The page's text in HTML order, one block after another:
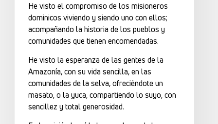
He visto el compromiso de los misioneros
dominicos viviendo y siendo uno con ellos;
acompañando la historia de los pueblos y
comunidades que tienen encomendadas.
He visto la esperanza de las gentes de la
Amazonía, con su vida sencilla, en las
comunidades de la selva, ofreciéndote un
masato, o la yuca, compartiendo lo suyo, con
sencillez y total generosidad.